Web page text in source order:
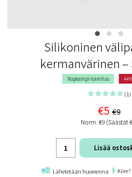
Silikoninen
kermanvärinen
Nopeampi toimitus
(1)
€5 €9
Norm. €9 (Säästät
Lisää
Lähetetään huomenna